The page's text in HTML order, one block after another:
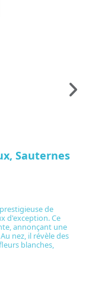
Sauternes
de
d'exception. Ce
annonçant une
nez, il révèle des
blanches,